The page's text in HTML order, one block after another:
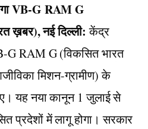
VB-G RAM G
ख़बर), नई दिल्ली: केंद्र
G RAM G (विकसित भारत
मिशन-ग्रामीण) के
यह नया कानून 1 जुलाई से
प्रदेशों में लागू होगा। सरकार